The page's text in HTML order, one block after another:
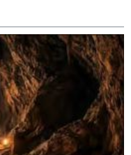
- დონალდ
ის
2026
ქალაქში